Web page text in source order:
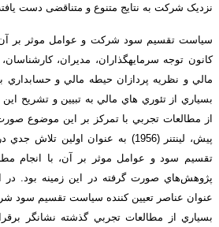
نزدیک شرکت به نتایج متنوع و متناقضی دست
سياست تقسيم سود شركت و عوامل موثر بر
كانون توجه سرمايه­گذاران، مديران،
مالي و نظريه پردازان حيطه مالي و
بسياري از تئوري هاي مالي به تبيين و تشريح
از مطالعات تجربي با تمركز بر اين موضوع
پيش، لينتنر (1956) به عنوان اولين
تقسيم سود و عوامل موثر بر آن، با انجام
پژوهش‌هاي صورت گرفته در اين زمينه بود. در
عنوان عناصر تعيين كننده سياست تقسيم سود
بسياري از مطالعات تجربي گذشته نشانگر